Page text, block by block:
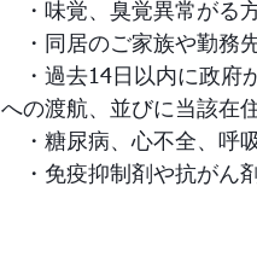
・味覚、臭覚異常がる
・同居のご家族や勤務
・過去14日以内に政府
への渡航、並びに当該在
・糖尿病、心不全、呼
・免疫抑制剤や抗がん